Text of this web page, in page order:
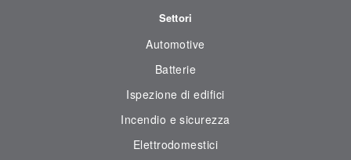
Settori
Automotive
Batterie
Ispezione di edifici
Incendio e sicurezza
Elettrodomestici